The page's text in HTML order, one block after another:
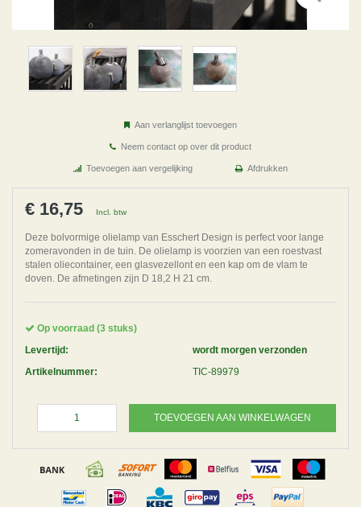
Aan verlanglijst toevoegen
Neem contact op over dit product
Toevoegen aan vergelijking Afdrukken
€ 16,75 Incl. btw
Deze bolvormige olielamp van Esschert Design is perfect voor lange
zomeravonden in de tuin. De olielamp is voorzien van een roestvast
stalen oliecontainer, een glasvezellont en een kap om de vlam te
doven. De afmetingen zijn D 18,2 H 21 cm.
Op voorraad (3 stuks)
Levertijd:
wordt morgen verzonden
Artikelnummer:
TIC-89979
TOEVOEGEN AAN WINKELWAGEN